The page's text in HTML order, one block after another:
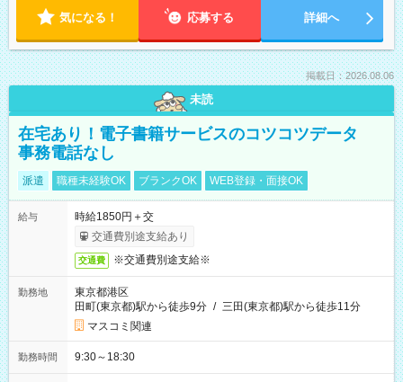
気になる！ 応募する 詳細へ
掲載日：2026.08.06
未読
在宅あり！電子書籍サービスのコツコツデータ
事務電話なし
派遣 職種未経験OK ブランクOK WEB登録・面接OK
給与
時給1850円＋交
交通費別途支給あり
交通費 ※交通費別途支給※
勤務地
東京都港区
田町(東京都)駅から徒歩9分 / 三田(東京都)駅から徒歩11分
マスコミ関連
勤務時間 9:30～18:30